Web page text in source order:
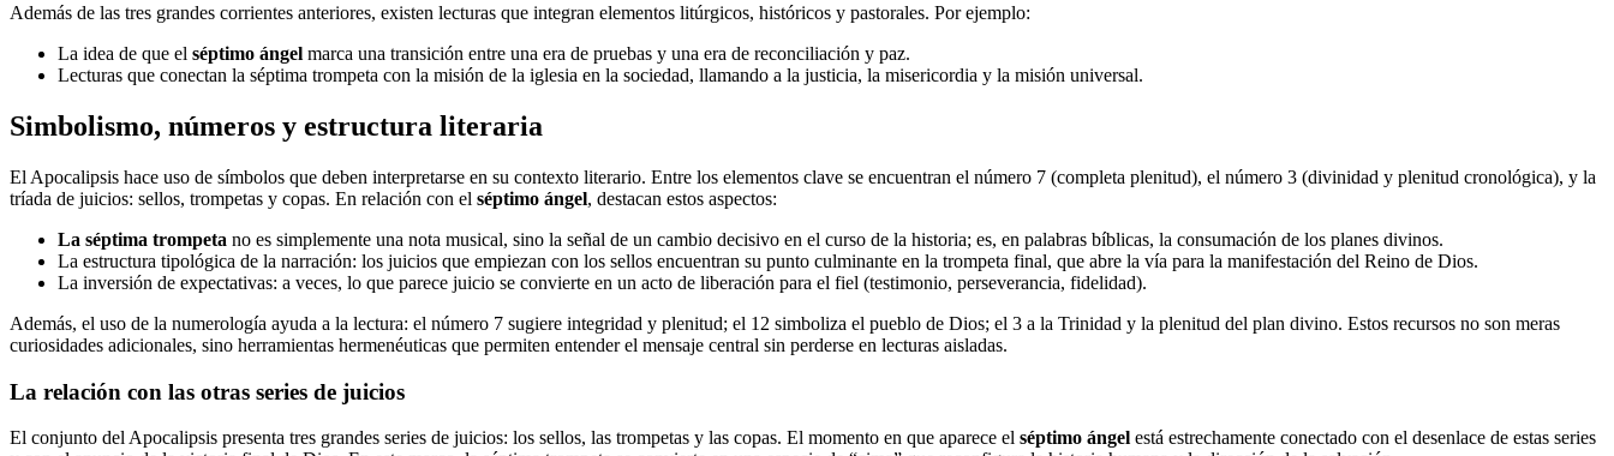
Además de las tres grandes corrientes anteriores, existen lecturas que integran elementos litúrgicos, históricos y pastorales. Por ejemplo:
La idea de que el séptimo ángel marca una transición entre una era de pruebas y una era de reconciliación y paz.
Lecturas que conectan la séptima trompeta con la misión de la iglesia en la sociedad, llamando a la justicia, la misericordia y la misión universal.
Simbolismo, números y estructura literaria
El Apocalipsis hace uso de símbolos que deben interpretarse en su contexto literario. Entre los elementos clave se encuentran el número 7 (completa plenitud), el número 3 (divinidad y plenitud cronológica), y la
tríada de juicios: sellos, trompetas y copas. En relación con el séptimo ángel, destacan estos aspectos:
La séptima trompeta no es simplemente una nota musical, sino la señal de un cambio decisivo en el curso de la historia; es, en palabras bíblicas, la consumación de los planes divinos.
La estructura tipológica de la narración: los juicios que empiezan con los sellos encuentran su punto culminante en la trompeta final, que abre la vía para la manifestación del Reino de Dios.
La inversión de expectativas: a veces, lo que parece juicio se convierte en un acto de liberación para el fiel (testimonio, perseverancia, fidelidad).
Además, el uso de la numerología ayuda a la lectura: el número 7 sugiere integridad y plenitud; el 12 simboliza el pueblo de Dios; el 3 a la Trinidad y la plenitud del plan divino. Estos recursos no son meras
curiosidades adicionales, sino herramientas hermenéuticas que permiten entender el mensaje central sin perderse en lecturas aisladas.
La relación con las otras series de juicios
El conjunto del Apocalipsis presenta tres grandes series de juicios: los sellos, las trompetas y las copas. El momento en que aparece el séptimo ángel está estrechamente conectado con el desenlace de estas series